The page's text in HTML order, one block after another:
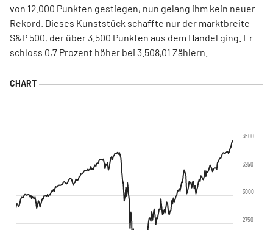
von 12.000 Punkten gestiegen, nun gelang ihm kein neuer
Rekord. Dieses Kunststück schaffte nur der marktbreite
S&P 500, der über 3.500 Punkten aus dem Handel ging. Er
schloss 0,7 Prozent höher bei 3.508,01 Zählern.
2750
3000
3250
3500